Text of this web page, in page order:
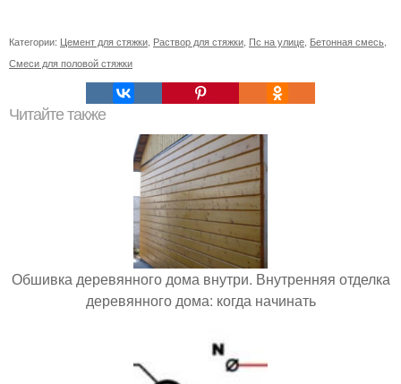
Категории: Цемент для стяжки Раствор для стяжки Пс на улице Бетонная смесь
Смеси для половой стяжки
Читайте также
Обшивка деревянного дома внутри. Внутренняя отделка
деревянного дома: когда начинать